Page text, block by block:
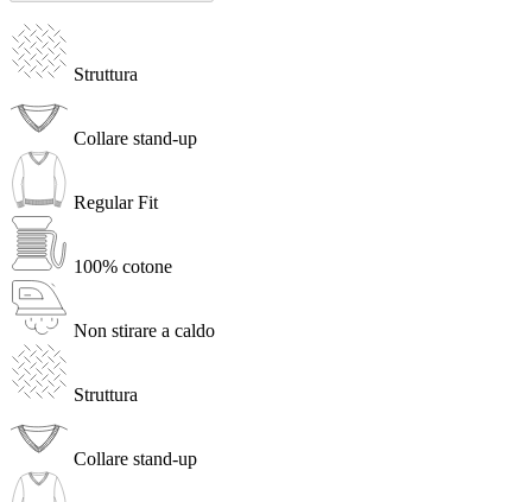
Struttura
Collare stand-up
Regular Fit
100% cotone
Non stirare a caldo
Struttura
Collare stand-up